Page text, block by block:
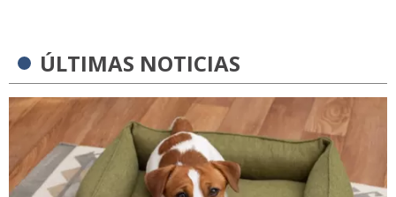
ÚLTIMAS NOTICIAS